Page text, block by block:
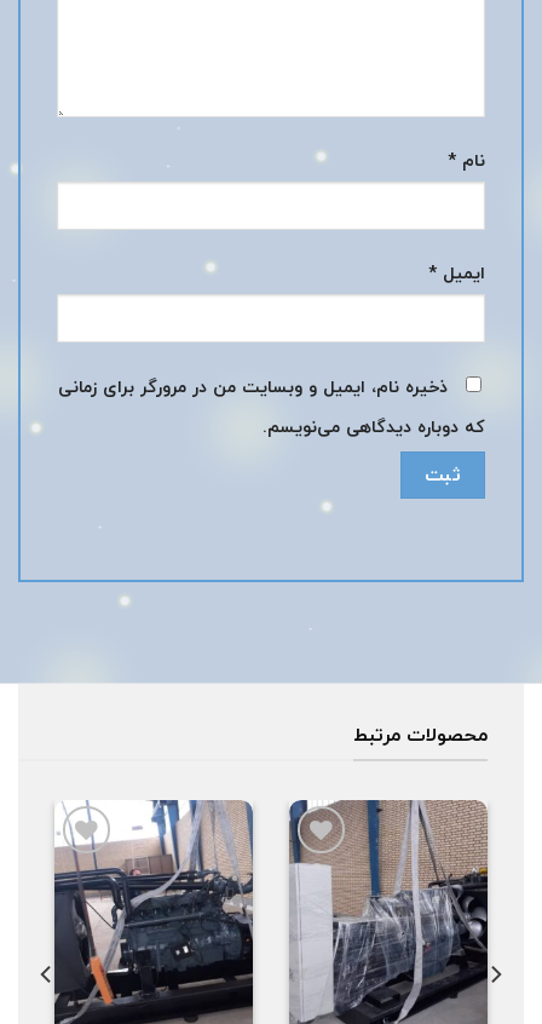
نام *
ایمیل *
ذخیره نام، ایمیل و وبسایت من در مرورگر برای زمانی
که دوباره دیدگاهی می‌نویسم.
محصولات مرتبط
افزودن
علاقه
مندی
افزودن
به
علاقه
مندی
ها